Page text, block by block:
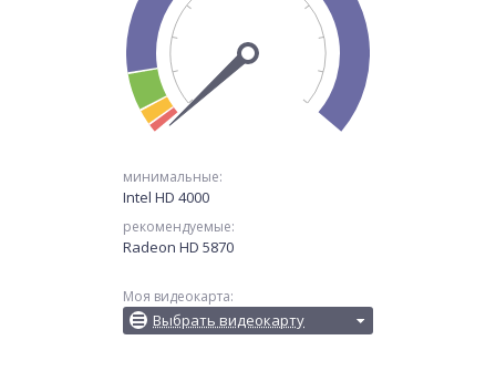
минимальные:
Intel HD 4000
рекомендуемые:
Radeon HD 5870
Моя видеокарта:
Выбрать видеокарту